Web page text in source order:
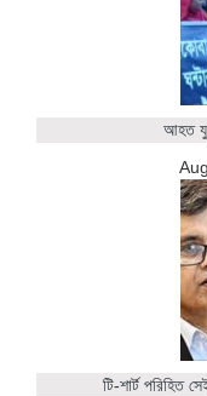
আহত
টি-শার্ট পরিহিত